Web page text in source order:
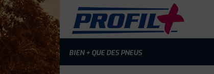
BIEN + QUE DES PNEUS